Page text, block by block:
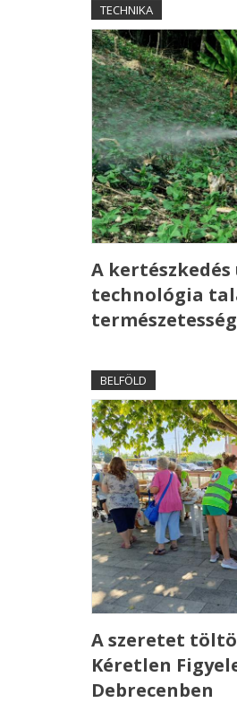
TECHNIKA
A
technológia
BELFÖLD
A szeretet
Kéretlen
Debrecenben